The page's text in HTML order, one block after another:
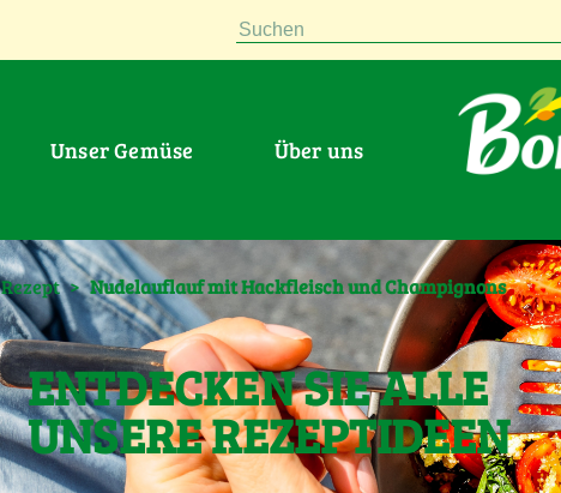
Suchen
Unser Gemüse Über uns
Rezept > Nudelauflauf mit Hackfleisch und Champignons
ENTDECKEN SIE ALLE
UNSERE REZEPTIDEEN